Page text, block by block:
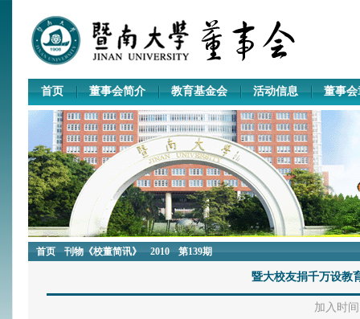
首页 董事会简介 教育基金会 活动信息 董事会
首页 刊物《校董简讯》 2010 第139期
暨大校友捐千万设教
加入时间